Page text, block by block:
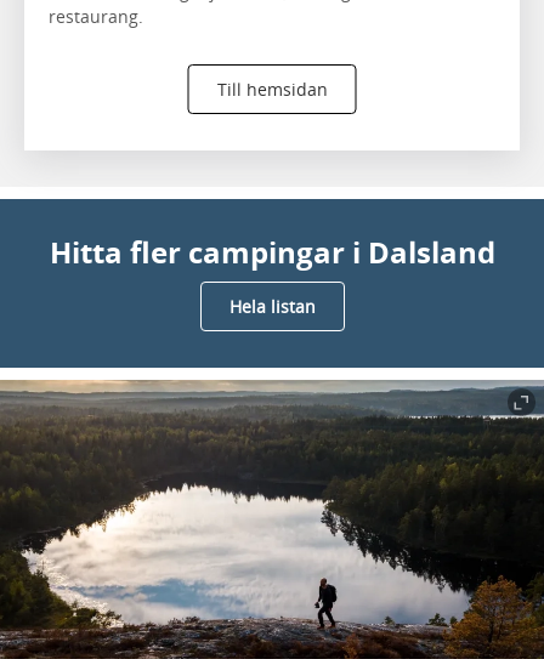
restaurang.
Till hemsidan
Hitta fler campingar i Dalsland
Hela listan